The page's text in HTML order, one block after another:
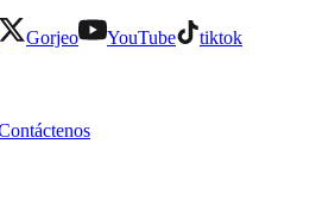
Gorjeo YouTube tiktok